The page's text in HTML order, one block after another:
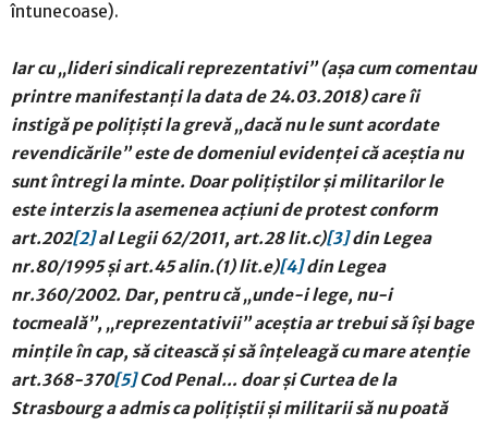
întunecoase).
Iar cu „lideri sindicali reprezentativi” (așa cum comentau
printre manifestanți la data de 24.03.2018) care îi
instigă pe polițiști la grevă „dacă nu le sunt acordate
revendicările” este de domeniul evidenței că aceștia nu
sunt întregi la minte. Doar polițiștilor și militarilor le
este interzis la asemenea acțiuni de protest conform
art.202[2]al Legii 62/2011, art.28 lit.c)[3]din Legea
nr.80/1995 și art.45 alin.(1) lit.e)[4]din Legea
nr.360/2002. Dar, pentru că „unde-i lege, nu-i
tocmeală”, „reprezentativii” aceștia ar trebui să își bage
mințile în cap, să citească și să înțeleagă cu mare atenție
art.368-370[5]Cod Penal… doar și Curtea de la
Strasbourg a admis ca polițiștii și militarii să nu poată